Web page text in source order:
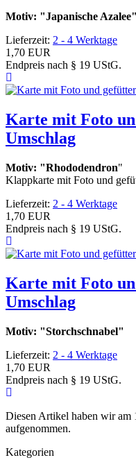
Motiv: "Japanische Azalee"
Lieferzeit: 2 - 4 Werktage
1,70 EUR
Endpreis nach § 19 UStG.
Karte mit Foto
Umschlag
Motiv: "Rhododendron"
Klappkarte mit Foto und
Lieferzeit: 2 - 4 Werktage
1,70 EUR
Endpreis nach § 19 UStG.
Karte mit Foto
Umschlag
Motiv: "Storchschnabel"
Lieferzeit: 2 - 4 Werktage
1,70 EUR
Endpreis nach § 19 UStG.
Diesen Artikel haben wir am
aufgenommen.
Kategorien